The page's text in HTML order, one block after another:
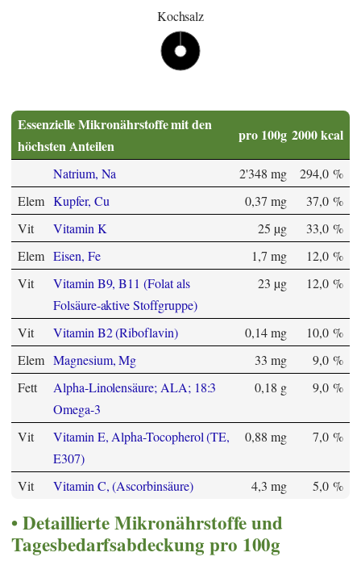
Kochsalz
Essenzielle Mikronährstoffe mit den
höchsten Anteilen
pro 100g 2000 kcal
Natrium, Na 2'348 mg
294,0 %
Elem Kupfer, Cu 0,37 mg
37,0 %
Vit
Vitamin K 25 µg
33,0 %
Elem Eisen, Fe 1,7 mg
12,0 %
Vit
Vitamin B9, B11 (Folat als
Folsäure-aktive Stoffgruppe)
23 µg 12,0 %
Vit Vitamin B2 (Riboflavin) 0,14 mg
10,0 %
Elem Magnesium, Mg 33 mg
9,0 %
Fett
Alpha-Linolensäure; ALA; 18:3
Omega-3
0,18 g 9,0 %
Vit
Vitamin E, Alpha-Tocopherol (TE,
E307)
0,88 mg 7,0 %
Vit Vitamin C, (Ascorbinsäure) 4,3 mg 5,0 %
Detaillierte Mikronährstoffe und
Tagesbedarfsabdeckung pro 100g